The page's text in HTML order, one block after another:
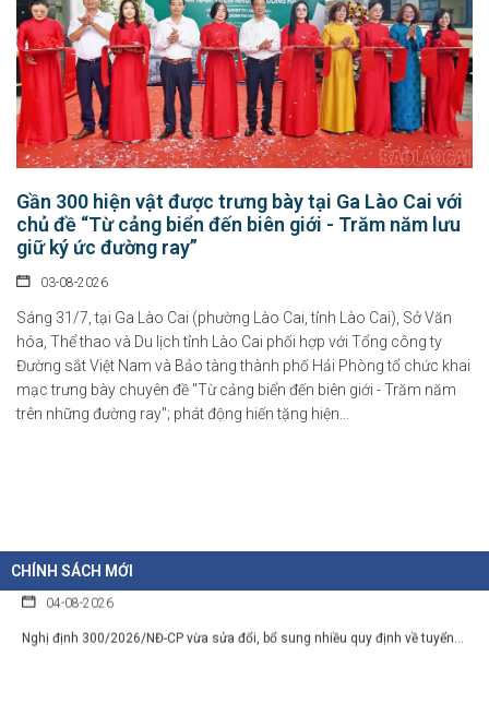
Gần 300 hiện vật được trưng bày tại Ga Lào Cai với
chủ đề “Từ cảng biển đến biên giới - Trăm năm lưu
giữ ký ức đường ray”
03-08-2026
Sáng 31/7, tại Ga Lào Cai (phường Lào Cai, tỉnh Lào Cai), Sở Văn
hóa, Thể thao và Du lịch tỉnh Lào Cai phối hợp với Tổng công ty
Đường sắt Việt Nam và Bảo tàng thành phố Hải Phòng tổ chức khai
mạc trưng bày chuyên đề "Từ cảng biển đến biên giới - Trăm năm
trên những đường ray"; phát động hiến tặng hiện...
CHÍNH SÁCH MỚI
07-08-2026
Tại Nghị định số 277/2026/NĐ-CP, Chính phủ quy định cụ thể chính sách hỗ...
Chỉ thị của Thủ tướng Chính phủ về các nhiệm vụ trọng tâm năm
học 2026 - 2027
Thủ tướng Chính phủ vừa ban hành Chỉ thị số 31/CT-TTg ngày 5/8/2026 về
thực...
thiểu số
05-08-2026
Nghị định số 307/2026/NĐ-CP quy định chính sách hỗ trợ, khen thưởng và
tôn...
Nghị định 300/2026/NĐ-CP vừa sửa đổi, bổ sung nhiều quy định về tuyển...